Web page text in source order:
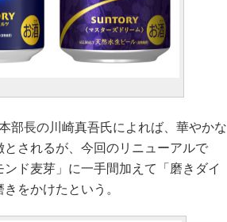
部長の川崎真吾氏によれば、華やかな
されるが、今回のリニューアルで
ド麦芽」に一手間加えて「磨きダイ
をかけたという。